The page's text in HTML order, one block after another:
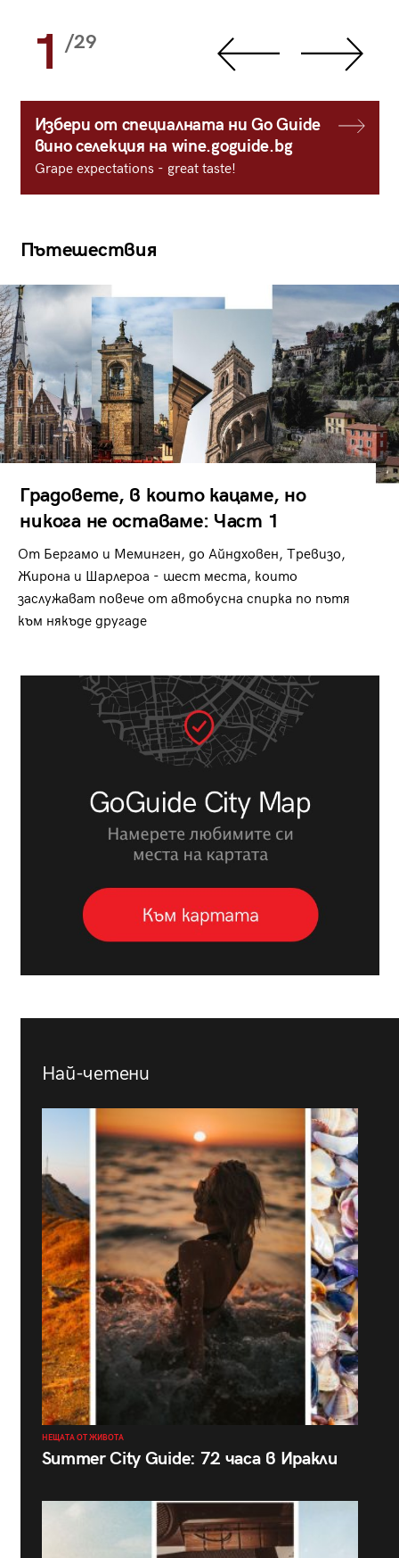
1 /29
Избери от специалната ни Go Guide
вино селекция на wine.goguide.bg
Grape expectations - great taste!
Пътешествия
Градовете, в които кацаме, но
никога не оставаме: Част 1
От Бергамо и Меминген, до Айндховен, Тревизо,
Жирона и Шарлероа - шест места, които
заслужават повече от автобусна спирка по пътя
към някъде другаде
Най-четени
НЕЩАТА ОТ ЖИВОТА
Summer City Guide: 72 часа в Иракли